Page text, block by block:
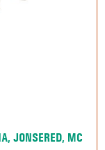
JONSERED, MC